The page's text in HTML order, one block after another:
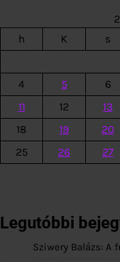
h
K s
4
5 6
11
12 13
18
19 20
25
26 27
Legutóbbi
Sziwery Balázs: A